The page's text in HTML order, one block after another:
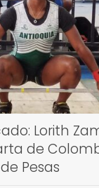
Lorith
de
Pesas